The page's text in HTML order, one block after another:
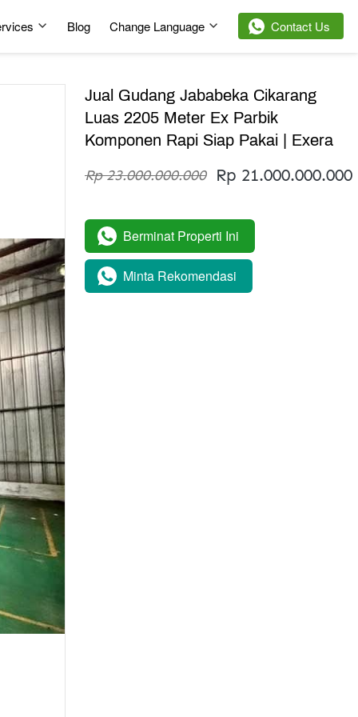
Blog Change Language ` Contact Us
Jual Gudang Jababeka Cikarang
Luas 2205 Meter Ex Parbik
Komponen Rapi Siap Pakai | Exera
Rp 23.000.000.000
Rp 21.000.000.000
` Berminat Properti Ini
` Minta Rekomendasi